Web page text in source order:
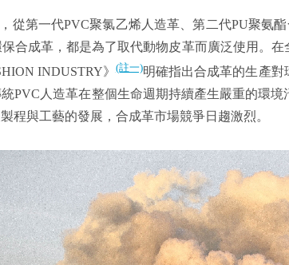
從第一代PVC聚氯乙烯人造革、第二代PU聚氨
合成革，都是為了取代動物皮革而廣泛使用。
INDUSTRY》(註一)明確指出合成革的生產
PVC人造革在整個生命週期持續產生嚴重的環
程與工藝的發展，合成革市場競爭日趨激烈。